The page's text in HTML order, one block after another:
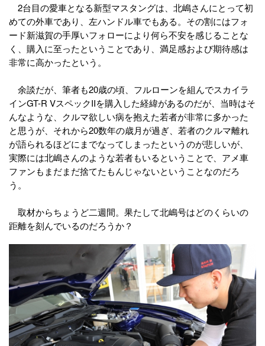
2台目の愛車となる新型マスタングは、北嶋さんにとって初
めての外車であり、左ハンドル車でもある。その割にはフォ
ード新滋賀の手厚いフォローにより何ら不安を感じることな
く、購入に至ったということであり、満足感および期待感は
非常に高かったという。
余談だが、筆者も20歳の頃、フルローンを組んでスカイラ
インGT-R VスペックIIを購入した経緯があるのだが、当時はそ
んなような、クルマ欲しい病を抱えた若者が非常に多かった
と思うが、それから20数年の歳月が過ぎ、若者のクルマ離れ
が語られるほどにまでなってしまったというのが悲しいが、
実際には北嶋さんのような若者もいるということで、アメ車
ファンもまだまだ捨てたもんじゃないということなのだろ
う。
取材からちょうど二週間。果たして北嶋号はどのくらいの
距離を刻んでいるのだろうか？